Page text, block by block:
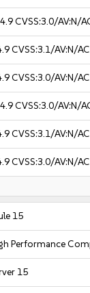
4.9CVSS:3.0/AV:N/
CVSS:3.1/AV:N/
CVSS:3.0/AV:N/
4.9CVSS:3.0/AV:N/
CVSS:3.1/AV:N/
CVSS:3.0/AV:N/
15
Performance
15